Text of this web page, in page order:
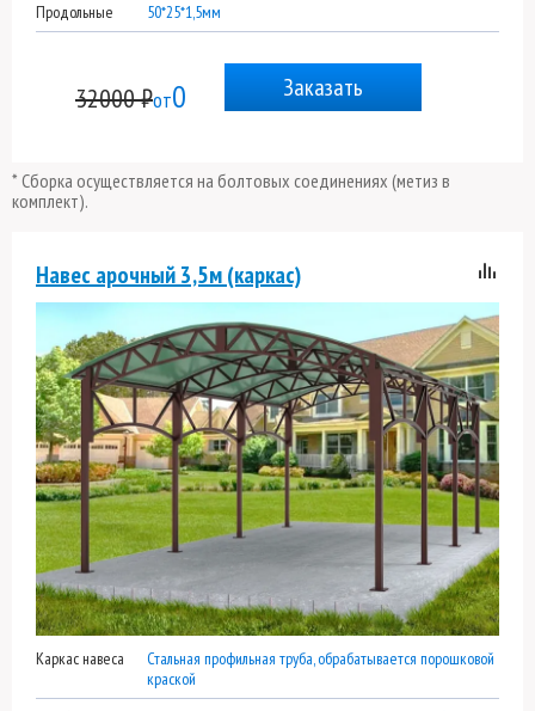
Продольные
50*25*1,5мм
32000 ₽от0 Заказать
* Сборка осуществляется на болтовых соединениях (метиз в
комплект).
Навес арочный 3,5м (каркас)
Каркас навеса
Стальная профильная труба, обрабатывается порошковой
краской